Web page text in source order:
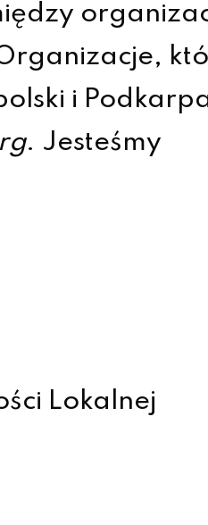
i
. Jesteśmy
Lokalnej